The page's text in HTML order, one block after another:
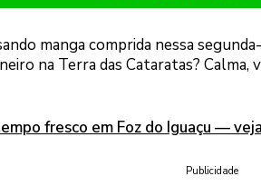
manga comprida nessa
na Terra das Cataratas? Calma,
fresco em Foz do Iguaçu —
Publicidade